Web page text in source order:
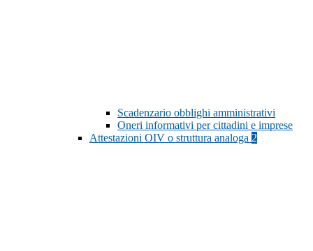
Scadenzario obblighi amministrativi
Oneri informativi per cittadini e imprese
Attestazioni OIV o struttura analoga 2